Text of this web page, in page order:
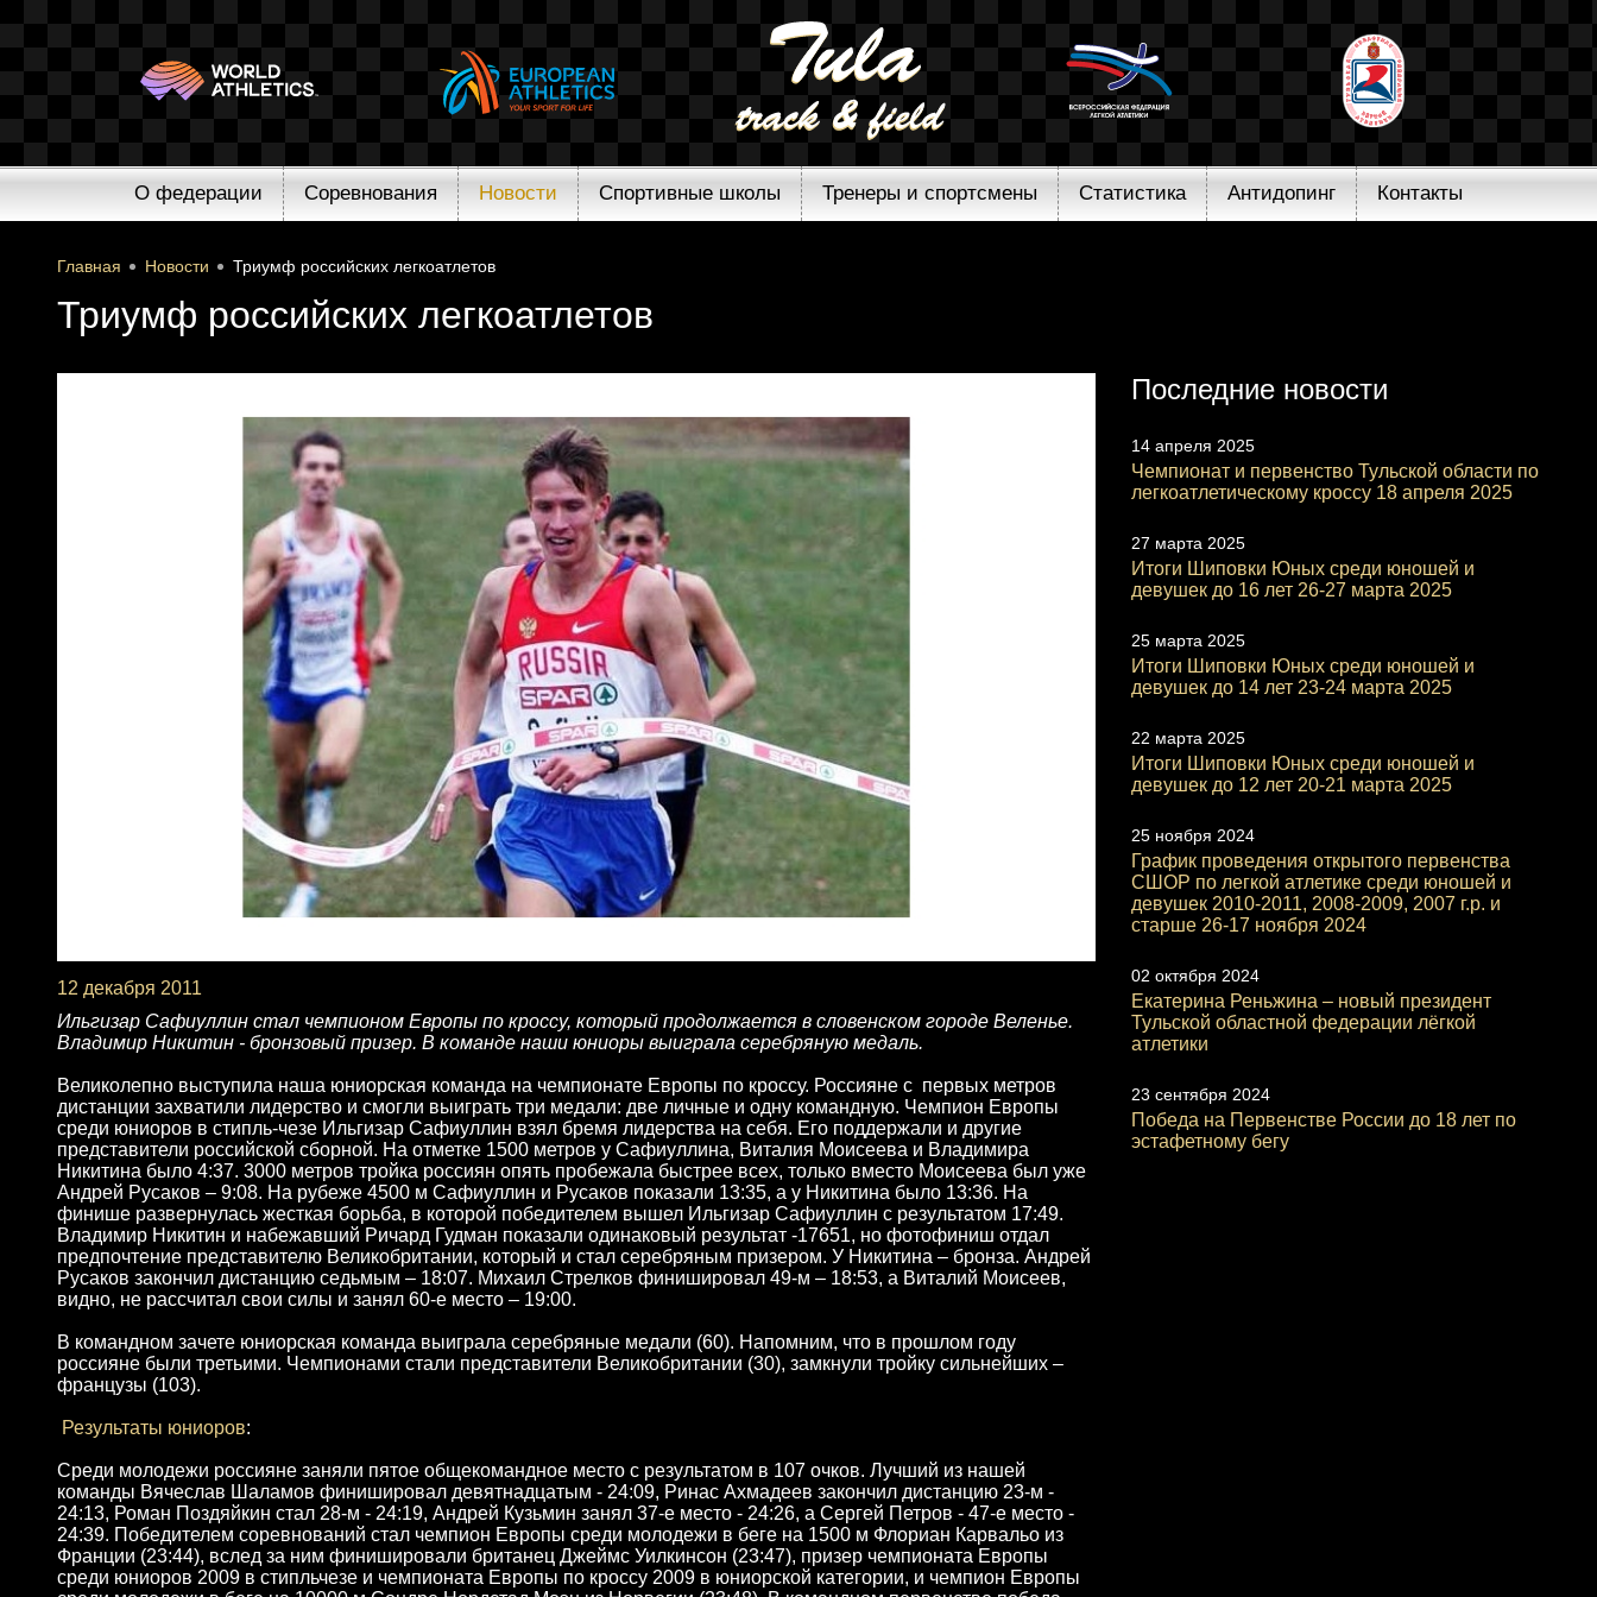
О федерации Соревнования Новости Спортивные школы Тренеры и спортсмены Статистика Антидопинг Контакты
Главная Новости Триумф российских легкоатлетов
Триумф российских легкоатлетов
12 декабря 2011
Ильгизар Сафиуллин стал чемпионом Европы по кроссу, который продолжается в словенском городе Веленье.
Владимир Никитин - бронзовый призер. В команде наши юниоры выиграла серебряную медаль.
Великолепно выступила наша юниорская команда на чемпионате Европы по кроссу. Россияне с первых метров
дистанции захватили лидерство и смогли выиграть три медали: две личные и одну командную. Чемпион Европы
среди юниоров в стипль-чезе Ильгизар Сафиуллин взял бремя лидерства на себя. Его поддержали и другие
представители российской сборной. На отметке 1500 метров у Сафиуллина, Виталия Моисеева и Владимира
Никитина было 4:37. 3000 метров тройка россиян опять пробежала быстрее всех, только вместо Моисеева был уже
Андрей Русаков – 9:08. На рубеже 4500 м Сафиуллин и Русаков показали 13:35, а у Никитина было 13:36. На
финише развернулась жесткая борьба, в которой победителем вышел Ильгизар Сафиуллин с результатом 17:49.
Владимир Никитин и набежавший Ричард Гудман показали одинаковый результат -17651, но фотофиниш отдал
предпочтение представителю Великобритании, который и стал серебряным призером. У Никитина – бронза. Андрей
Русаков закончил дистанцию седьмым – 18:07. Михаил Стрелков финишировал 49-м – 18:53, а Виталий Моисеев,
видно, не рассчитал свои силы и занял 60-е место – 19:00.
В командном зачете юниорская команда выиграла серебряные медали (60). Напомним, что в прошлом году
россияне были третьими. Чемпионами стали представители Великобритании (30), замкнули тройку сильнейших –
французы (103).
Результаты юниоров:
Среди молодежи россияне заняли пятое общекомандное место с результатом в 107 очков. Лучший из нашей
команды Вячеслав Шаламов финишировал девятнадцатым - 24:09, Ринас Ахмадеев закончил дистанцию 23-м -
24:13, Роман Поздяйкин стал 28-м - 24:19, Андрей Кузьмин занял 37-е место - 24:26, а Сергей Петров - 47-е место -
24:39. Победителем соревнований стал чемпион Европы среди молодежи в беге на 1500 м Флориан Карвальо из
Франции (23:44), вслед за ним финишировали британец Джеймс Уилкинсон (23:47), призер чемпионата Европы
среди юниоров 2009 в стипльчезе и чемпионата Европы по кроссу 2009 в юниорской категории, и чемпион Европы
Последние новости
14 апреля 2025
Чемпионат и первенство Тульской области по
легкоатлетическому кроссу 18 апреля 2025
27 марта 2025
Итоги Шиповки Юных среди юношей и
девушек до 16 лет 26-27 марта 2025
25 марта 2025
Итоги Шиповки Юных среди юношей и
девушек до 14 лет 23-24 марта 2025
22 марта 2025
Итоги Шиповки Юных среди юношей и
девушек до 12 лет 20-21 марта 2025
25 ноября 2024
График проведения открытого первенства
СШОР по легкой атлетике среди юношей и
девушек 2010-2011, 2008-2009, 2007 г.р. и
старше 26-17 ноября 2024
02 октября 2024
Екатерина Реньжина – новый президент
Тульской областной федерации лёгкой
атлетики
23 сентября 2024
Победа на Первенстве России до 18 лет по
эстафетному бегу